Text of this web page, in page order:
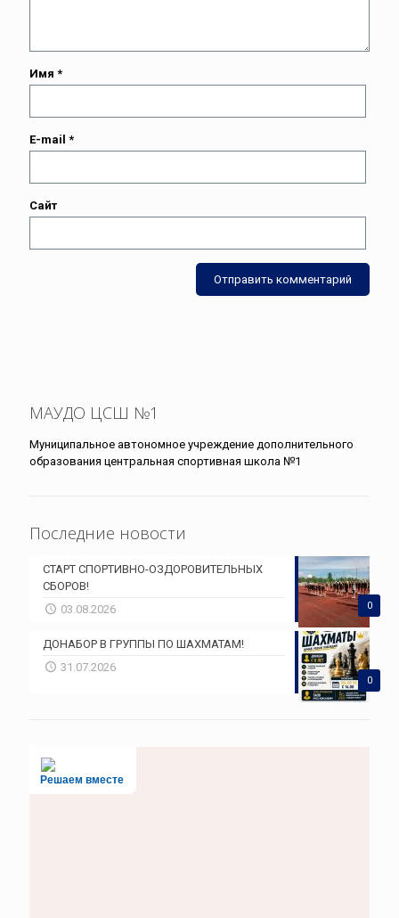
Имя *
E-mail *
Сайт
МАУДО ЦСШ №1
Муниципальное автономное учреждение дополнительного
образования центральная спортивная школа №1
Последние новости
0
СТАРТ СПОРТИВНО-ОЗДОРОВИТЕЛЬНЫХ
СБОРОВ!
03.08.2026
0
ДОНАБОР В ГРУППЫ ПО ШАХМАТАМ!
31.07.2026
Решаем вместе